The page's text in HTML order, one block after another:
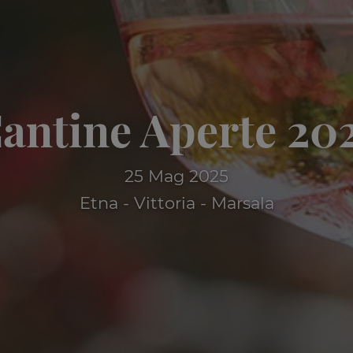
Aperte
25 Mag 2025
Etna - Vittoria - Marsala